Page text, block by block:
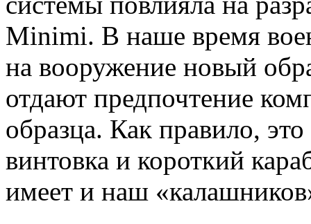
Minimi. В наше время
на вооружение новый
отдают предпочтение
образца. Как правило,
винтовка и короткий
имеет и наш